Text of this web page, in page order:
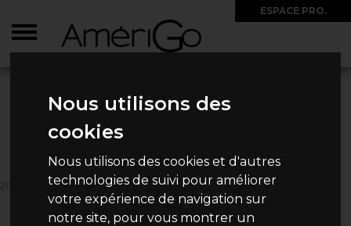
Nous utilisons des
cookies
Nous utilisons des cookies et d'autres
technologies de suivi pour améliorer
votre expérience de navigation sur
notre site, pour vous montrer un
ESPACE PRO.
2026 - IMMERSION DANS LE
20 JOURS / 18 NUITS
Dès8 648€/ Personne